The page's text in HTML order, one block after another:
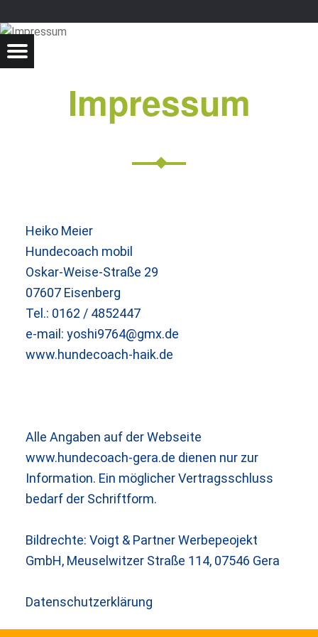
Impressum
Heiko Meier
Hundecoach mobil
Oskar-Weise-Straße 29
07607 Eisenberg
Tel.: 0162 / 4852447
e-mail: yoshi9764@gmx.de
www.hundecoach-haik.de
Alle Angaben auf der Webseite
www.hundecoach-gera.de dienen nur zur
Information. Ein möglicher Vertragsschluss
bedarf der Schriftform.
Bildrechte: Voigt & Partner Werbepeojekt
GmbH, Meuselwitzer Straße 114, 07546 Gera
Datenschutzerklärung